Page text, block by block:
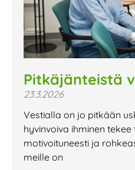
Pitkäjänteistä
23.3.2026
Vestialla on jo pitkään
hyvinvoiva ihminen
motivoituneesti ja
meille on